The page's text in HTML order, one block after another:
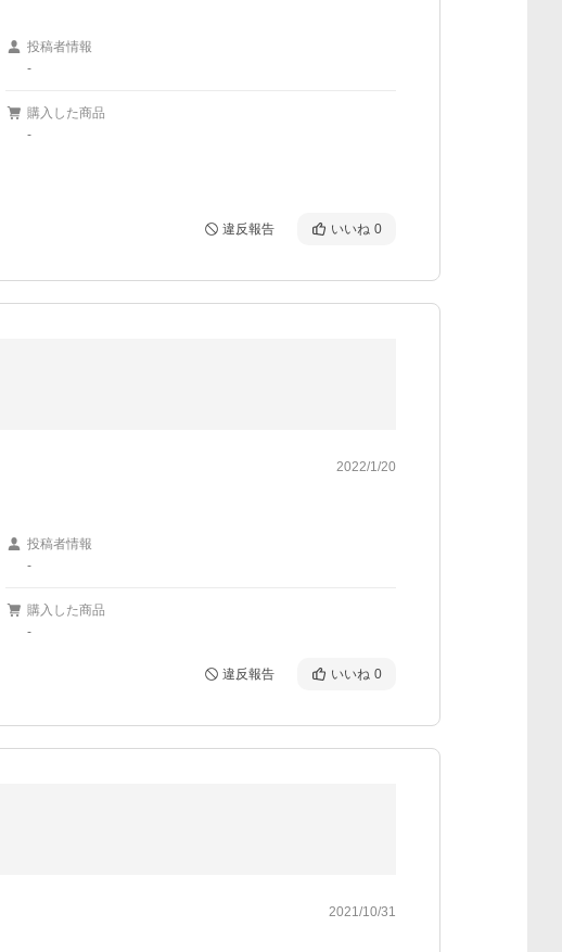
投稿者情報
-
購入した商品
-
違反報告 いいね 0
2022/1/20
投稿者情報
-
購入した商品
-
違反報告 いいね 0
2021/10/31